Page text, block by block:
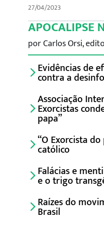
27/04/2023
APOCALIPSE
por Carlos Orsi,
Evidências de
contra a
Associação
Exorcistas
papa”
“O Exorcista
católico
Falácias e
e o trigo
Raízes do
Brasil